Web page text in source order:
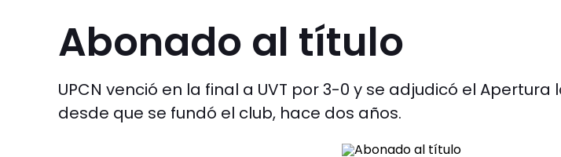
Abonado al título
UPCN venció en la final a UVT por 3-0 y se adjudicó el Apertura
desde que se fundó el club, hace dos años.